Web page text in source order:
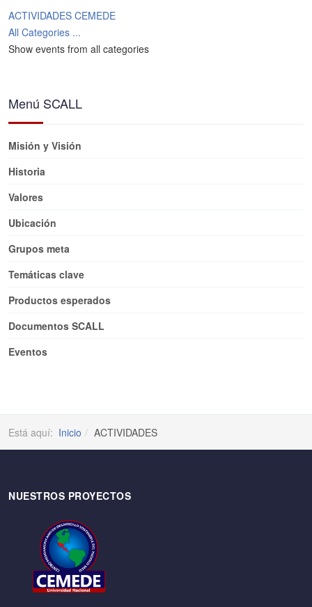
ACTIVIDADES CEMEDE
All Categories ...
Show events from all categories
Menú SCALL
Misión y Visión
Historia
Valores
Ubicación
Grupos meta
Temáticas clave
Productos esperados
Documentos SCALL
Eventos
Está aquí: Inicio ACTIVIDADES
NUESTROS PROYECTOS